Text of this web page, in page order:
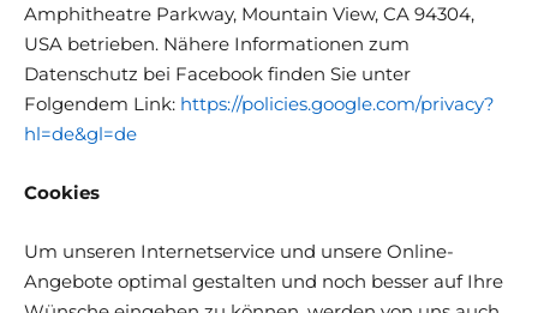
Amphitheatre Parkway, Mountain View, CA 94304,
USA betrieben. Nähere Informationen zum
Datenschutz bei Facebook finden Sie unter
Folgendem Link: https://policies.google.com/privacy?
hl=de&gl=de
Cookies
Um unseren Internetservice und unsere Online-
Angebote optimal gestalten und noch besser auf Ihre